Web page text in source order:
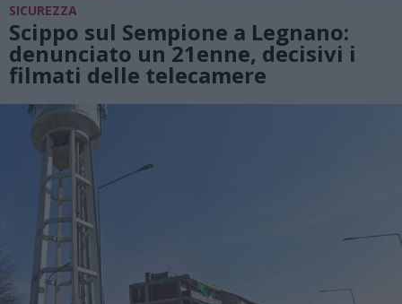
SICUREZZA
Scippo sul Sempione a Legnano:
denunciato un 21enne, decisivi i
filmati delle telecamere